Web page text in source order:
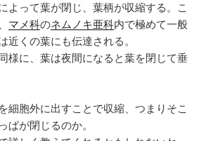
よって葉が閉じ、葉柄が収縮する。こ
マメ科のネムノキ亜科内で極めて一般
近くの葉にも伝達される。
様に、葉は夜間になると葉を閉じて垂
細胞外に出すことで収縮、つまりそこ
ぱが閉じるのか。